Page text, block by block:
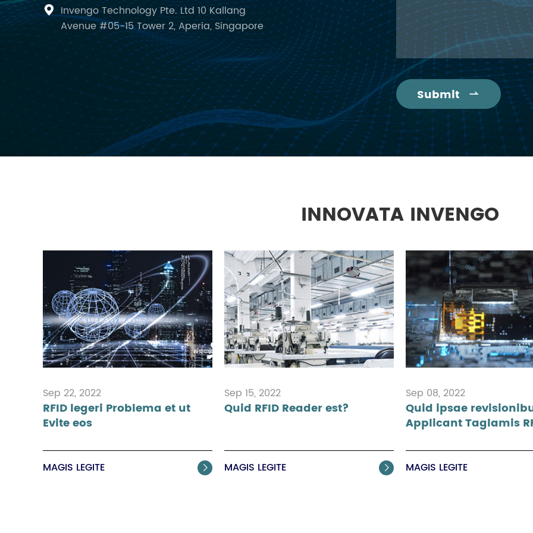
 Invengo Technology Pte. Ltd 10 Kallang
Avenue #05-15 Tower 2, Aperia, Singapore
Submit 
INNOVATA INVENGO
Sep 22, 2022
RFID legeri Problema et ut
Evite eos
MAGIS LEGITE 
Sep 15, 2022
Quid RFID Reader est?
MAGIS LEGITE 
Sep 08, 2022
Quid ipsae
Applicant Taglamis
MAGIS LEGITE